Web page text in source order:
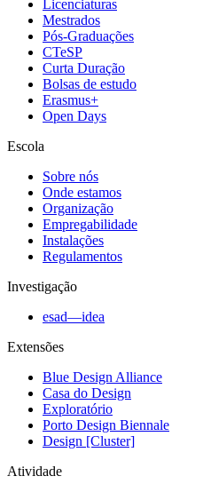
Licenciaturas
Mestrados
Pós-Graduações
CTeSP
Curta Duração
Bolsas de estudo
Erasmus+
Open Days
Escola
Sobre nós
Onde estamos
Organização
Empregabilidade
Instalações
Regulamentos
Investigação
esad—idea
Extensões
Blue Design Alliance
Casa do Design
Exploratório
Porto Design Biennale
Design [Cluster]
Atividade